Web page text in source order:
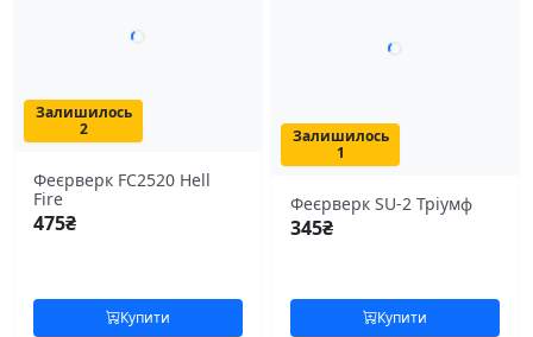
Залишилось
2
Феєрверк FC2520 Hell
Fire
475₴
Купити
Залишилось
1
Феєрверк SU-2 Тріумф
345₴
Купити